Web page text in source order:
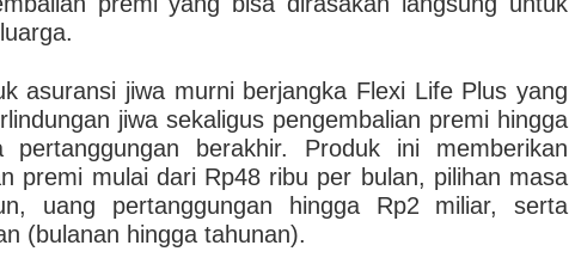
asuransi jiwa murni berjangka Flexi Life Plus yang
jiwa sekaligus pengembalian premi hingga
berakhir. Produk ini memberikan
premi mulai dari Rp48 ribu per bulan, pilihan masa
uang pertanggungan hingga Rp2 miliar, serta
(bulanan hingga tahunan).